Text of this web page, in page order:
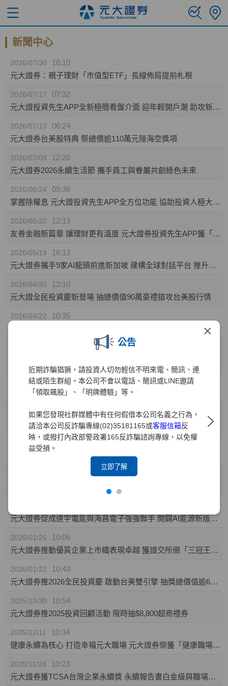
×
公告
近期詐騙猖獗，請投資人切勿輕信不明來電、簡訊、連
結或陌生群組。本公司不會以電話、簡訊或LINE邀請
「領取飆股」、「明牌體驗」等。
如果您發現社群媒體中有任何假借本公司名義之行為，
請洽本公司反詐騙專線(02)35181165或客服信箱反
映，或撥打內政部警政署165反詐騙諮詢專線，以免權
益受損。
立即了解
新聞中心
2026/07/30
16:10
元大證券：親子理財「市值型ETF」長線佈局提前札根
2026/07/17
07:32
元大證投資先生APP全新極簡看盤介面 迎年輕開戶潮 助攻新生代投資人效率布局
2026/07/13
06:24
元大證券台美股特典 祭總價逾110萬元陸海空獎項
2026/07/08
12:20
元大證券2026永續生活節 攜手員工與眷屬共創綠色未來
2026/06/24
09:38
掌握除權息 元大證投資先生APP全方位功能 協助投資人極大化資產效益
2026/05/20
12:13
友善金融新篇章 讓理財更有溫度 元大證券投資先生APP獲「無障礙認證」
2026/05/19
16:13
元大證券攜手9家AI龍頭前進新加坡 建構全球對話平台 推升台灣AI價值鏈國際能見度
2026/04/30
12:10
元大證全民投資慶新登場 抽總價值90萬豪禮搶攻台美股行情
2026/04/22
10:35
2026/03/31
10:41
2026/03/27
10:41
金融科技與服務雙引擎 元大證券勇奪財訊六大獎、締造十一連霸
2026/03/02
15:15
元大權證開春好禮 月月抽88,000元禮券
元大證券促成達宇電能與海昌電子強強聯手 開闢AI能源新版圖 推動永續經營與傳承
2026/01/26
10:06
元大證券推動優質企業上市櫃表現卓越 獲證交所頒「三冠王」及櫃買中心肯定
2026/01/22
10:43
元大證券推2026全民投資慶 啟動台美雙引擎 抽獎總價值逾60萬
2025/12/30
10:54
元大證券推2025投資回顧活動 限時抽$8,800超商禮券
2025/12/11
10:34
健康永續為核心 打造幸福元大職場 元大證券榮獲「健康職場標竿獎」銅獎
2025/11/28
10:23
元大證券獲TCSA台灣企業永續獎 永續報告書白金級與職場福祉領袖獎雙項肯定